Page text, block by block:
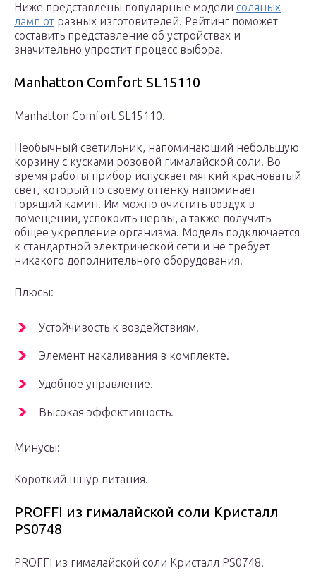
Ниже представлены популярные модели соляных
ламп от разных изготовителей. Рейтинг поможет
составить представление об устройствах и
значительно упростит процесс выбора.
Manhatton Comfort SL15110
Manhatton Comfort SL15110.
Необычный светильник, напоминающий небольшую
корзину с кусками розовой гималайской соли. Во
время работы прибор испускает мягкий красноватый
свет, который по своему оттенку напоминает
горящий камин. Им можно очистить воздух в
помещении, успокоить нервы, а также получить
общее укрепление организма. Модель подключается
к стандартной электрической сети и не требует
никакого дополнительного оборудования.
Плюсы:
Устойчивость к воздействиям.
Элемент накаливания в комплекте.
Удобное управление.
Высокая эффективность.
Минусы:
Короткий шнур питания.
PROFFI из гималайской соли Кристалл
PS0748
PROFFI из гималайской соли Кристалл PS0748.